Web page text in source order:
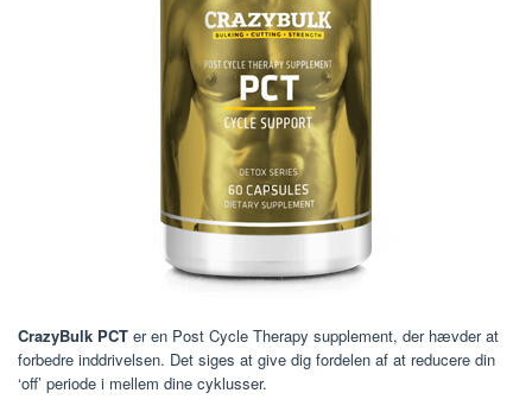
CrazyBulk PCT er en Post Cycle Therapy supplement, der hævder at
forbedre inddrivelsen. Det siges at give dig fordelen af at reducere din
‘off’ periode i mellem dine cyklusser.